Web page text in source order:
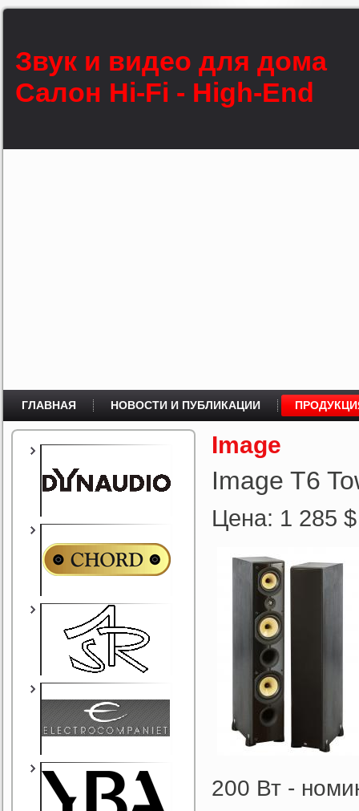
Звук и видео для дома
Салон Hi-Fi - High-End
ГЛАВНАЯ НОВОСТИ И ПУБЛИКАЦИИ
Image
Image T6
Цена: 1 285 $
200 Вт -